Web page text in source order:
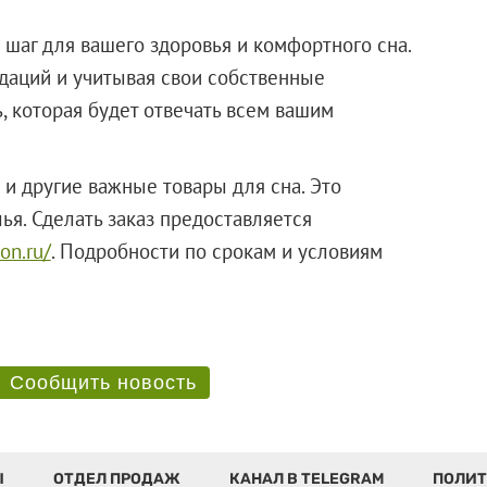
для вашего здоровья и комфортного сна.
и учитывая свои собственные
будет отвечать всем вашим
другие важные товары для сна. Это
Сделать заказ предоставляется
. Подробности по срокам и условиям
Сообщить новость
ОТДЕЛ ПРОДАЖ КАНАЛ В TELEGRAM